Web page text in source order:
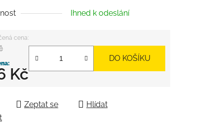
Ihned k odeslání
Kč
DO KOŠÍKU
Zeptat se
Hlídat